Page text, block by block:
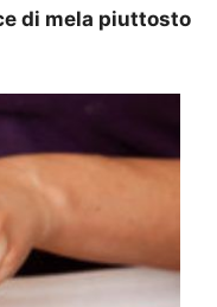
di mela piuttosto